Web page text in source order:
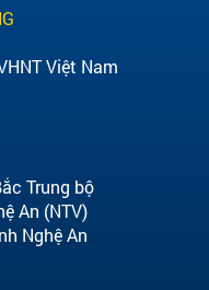
Việt Nam
Trung bộ
An (NTV)
Nghệ An